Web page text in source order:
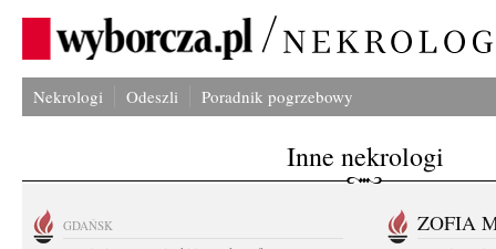
Nekrologi Odeszli Poradnik pogrzebowy
Inne nekrologi
GDAŃSK ZOFIA